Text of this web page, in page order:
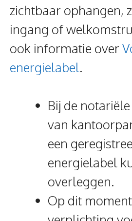
zichtbaar ophangen,
ingang of
ook informatie over
energielabel.
Bij de
van
een
energielabel
overleggen.
Op dit